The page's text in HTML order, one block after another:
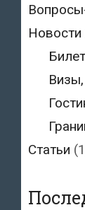
Новости
Статьи